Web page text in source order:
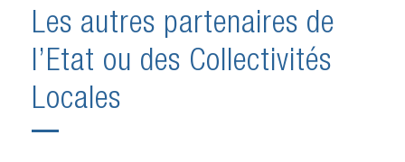
Les autres partenaires de
l’Etat ou des Collectivités
Locales